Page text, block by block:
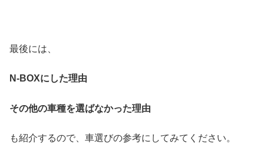
最後には、
N-BOXにした理由
その他の車種を選ばなかった理由
も紹介するので、車選びの参考にしてみてください。